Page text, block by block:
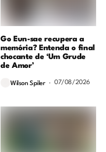
Go Eun-sae recupera a
memória? Entenda o final
chocante de ‘Um Grude
de Amor’
Wilson Spiler 07/08/2026